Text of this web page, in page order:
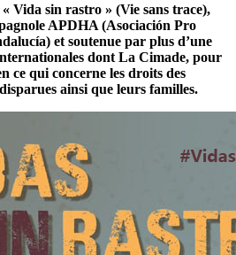
Vida sin rastro » (Vie sans trace),
APDHA (Asociación Pro
et soutenue par plus d’une
dont La Cimade, pour
ce qui concerne les droits des
ainsi que leurs familles.